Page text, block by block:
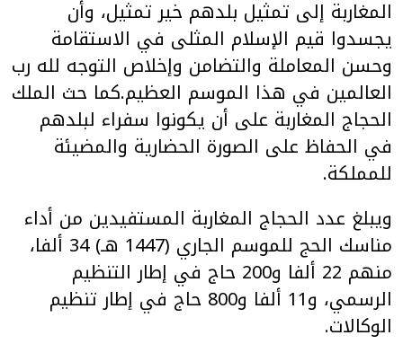
المغاربة إلى تمثيل بلدهم خير تمثيل، وأن
يجسدوا قيم الإسلام المثلى في الاستقامة
وحسن المعاملة والتضامن وإخلاص التوجه لله رب
العالمين في هذا الموسم العظيم.كما حث الملك
الحجاج المغاربة على أن يكونوا سفراء لبلدهم
في الحفاظ على الصورة الحضارية والمضيئة
للمملكة.
ويبلغ عدد الحجاج المغاربة المستفيدين من أداء
مناسك الحج للموسم الجاري (1447 هـ) 34 ألفا،
منهم 22 ألفا و200 حاج في إطار التنظيم
الرسمي، و11 ألفا و800 حاج في إطار تنظيم
الوكالات.